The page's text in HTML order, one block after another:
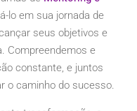
lo em sua jornada de
seus objetivos e
Compreendemos e
constante, e juntos
o caminho do sucesso.